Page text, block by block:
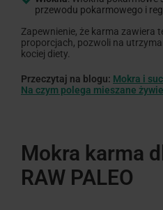
przewodu pokarmowego i
Zapewnienie, że karma zawiera
proporcjach, pozwoli na
kociej diety.
Przeczytaj na blogu: Mokra i
Na czym polega mieszane
Mokra karma
RAW PALEO